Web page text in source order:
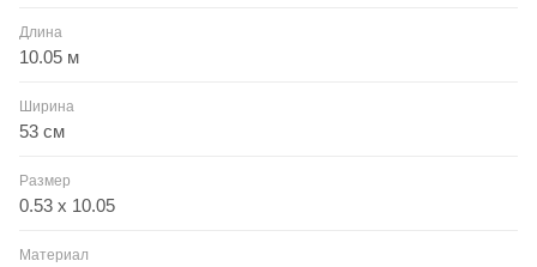
Длина
10.05 м
Ширина
53 см
Размер
0.53 x 10.05
Материал